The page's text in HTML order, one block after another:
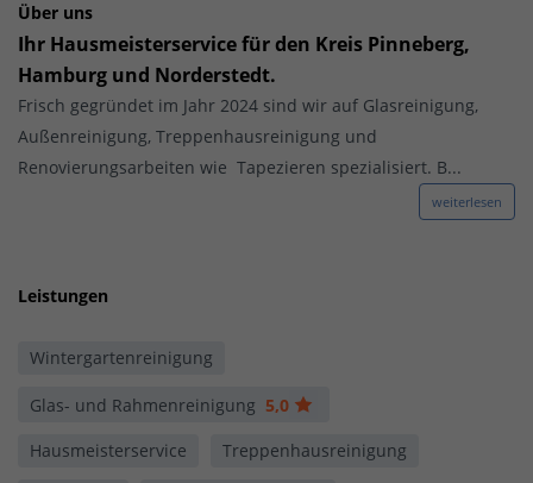
Über uns
Ihr Hausmeisterservice für den Kreis Pinneberg,
Hamburg und Norderstedt.
Frisch gegründet im Jahr 2024 sind wir auf Glasreinigung,
Außenreinigung, Treppenhausreinigung und
Renovierungsarbeiten wie Tapezieren spezialisiert. B...
weiterlesen
Leistungen
Wintergartenreinigung
Glas- und Rahmenreinigung 5,0
Hausmeisterservice
Treppenhausreinigung